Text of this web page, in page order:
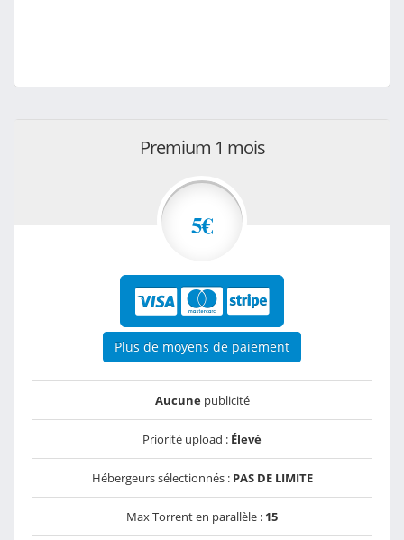
Premium 1 mois
5€
Plus de moyens de paiement
Aucunepublicité
Priorité upload : Élevé
Hébergeurs sélectionnés : PAS DE LIMITE
Max Torrent en parallèle : 15